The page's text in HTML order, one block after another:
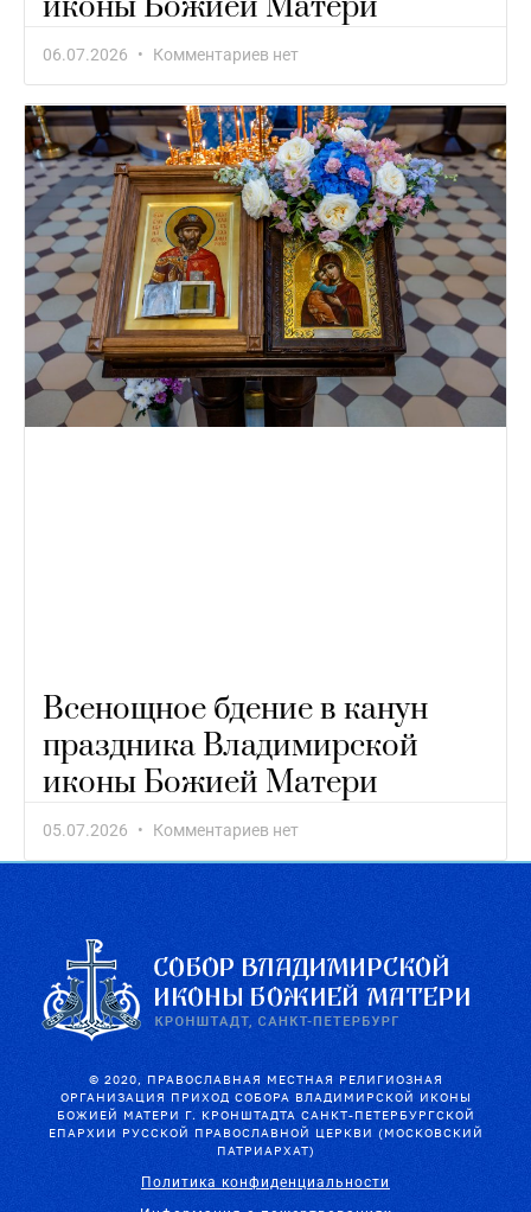
06.07.2026 Комментариев нет
Всенощное бдение в канун
праздника Владимирской
иконы Божией Матери
05.07.2026 Комментариев нет
© 2020, ПРАВОСЛАВНАЯ МЕСТНАЯ РЕЛИГИОЗНАЯ
ОРГАНИЗАЦИЯ ПРИХОД СОБОРА ВЛАДИМИРСКОЙ ИКОНЫ
БОЖИЕЙ МАТЕРИ Г. КРОНШТАДТА САНКТ-ПЕТЕРБУРГСКОЙ
ЕПАРХИИ РУССКОЙ ПРАВОСЛАВНОЙ ЦЕРКВИ (МОСКОВСКИЙ
ПАТРИАРХАТ)
Политика конфиденциальности